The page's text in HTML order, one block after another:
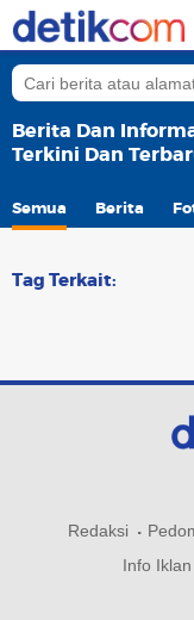
Berita Dan
Terkini Dan
Semua Berita
Tag Terkait:
Redaksi
Info Iklan